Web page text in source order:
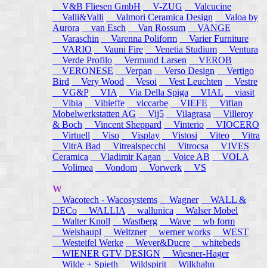
V&B Fliesen GmbH
V-ZUG
Valcucine
Valli&Valli
Valmori Ceramica Design
Valoa by
Aurora
van Esch Van Rossum
VANGE
Varaschin
Varenna Poliform
Varier Furniture
VARIO
Vauni Fire Venetia Studium
Ventura
Verde Profilo
Vermund Larsen
VEROB
VERONESE
Verpan Verso Design
Vertigo
Bird
Very Wood Vesoi Vest Leuchten
Vestre
VG&P
VIA Via Della Spiga VIAL
viasit
Vibia
Vibieffe viccarbe VIEFE
Vifian
Mobelwerkstatten AG
Vij5 Vilagrasa
Villeroy
& Boch
Vincent Sheppard Vinterio
VIOCERO
Virtuell
Viso Visplay Vistosi Viteo
Vitra
VitrA Bad
Vitrealspecchi Vitrocsa
VIVES
Ceramica
Vladimir Kagan Voice AB
VOLA
Volimea
Vondom Vorwerk VS
W
Wacotech - Wacosystems
Wagner
WALL &
DECo
WALLIA wallunica
Walser Mobel
Walter Knoll
Wastberg Wave
wb form
Weishaupl
Weitzner werner works
WEST
Westeifel Werke
Wever&Ducre
whitebeds
WIENER GTV DESIGN
Wiesner-Hager
Wilde + Spieth
Wildspirit
Wilkhahn